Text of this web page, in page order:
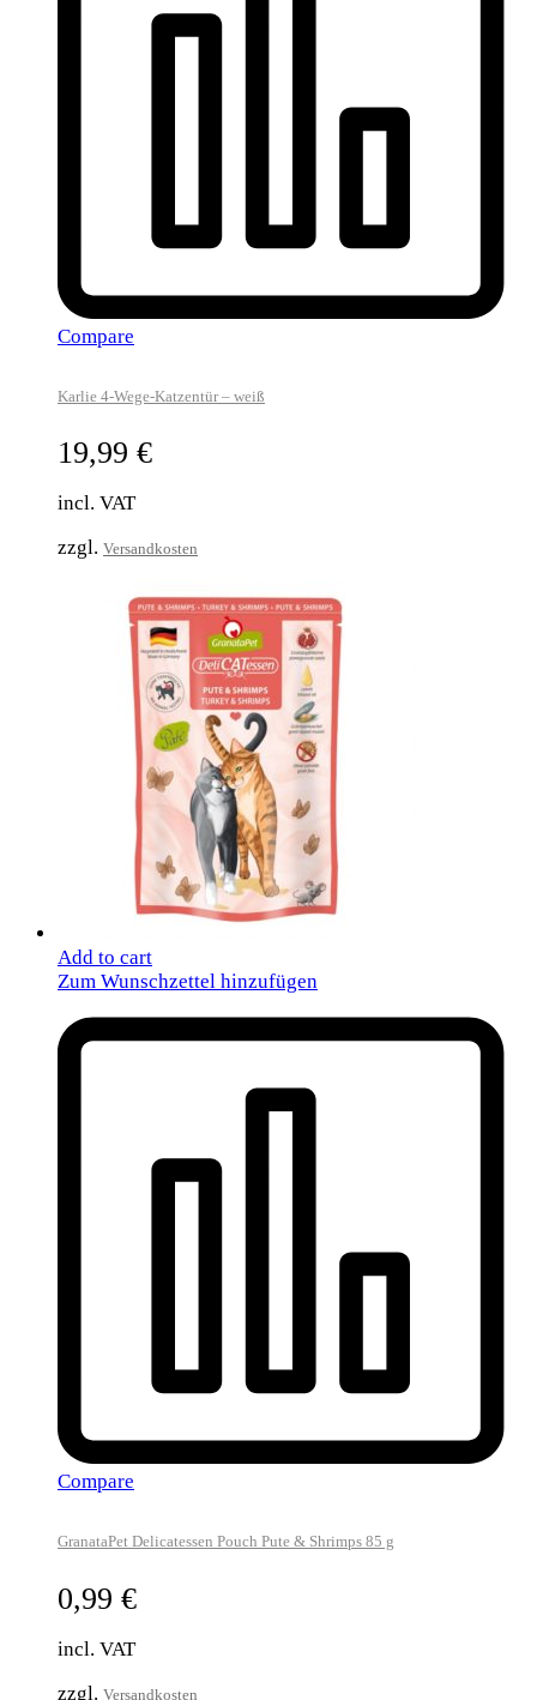
Compare
Karlie 4-Wege-Katzentür – weiß
19,99 €
incl. VAT
zzgl. Versandkosten
Add to cart
Zum Wunschzettel hinzufügen
Compare
GranataPet Delicatessen Pouch Pute & Shrimps 85 g
0,99 €
incl. VAT
zzgl. Versandkosten